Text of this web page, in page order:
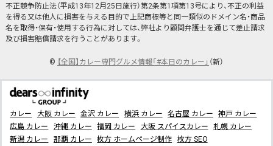
不正競争防止法（平成13年12月25日施行）第2条第1項第13号により、不正の利益
を得る又は他人に損害を与える目的で上記商標等と同一類似のドメイン名・商品
名を取得・保有・使用する行為に対しては、弊社より顧問弁護士を通じて差止請求
及び損害賠償請求を行うことがあります。
© 【全国】カレー専門グルメ情報「#本日のカレー」 （新）
カレー 大阪 カレー 金沢 カレー 横浜 カレー 名古屋 カレー
神戸 カレー
広島 カレー
沖縄 カレー 福岡 カレー 大阪 スパイスカレー
札幌 カレー
新潟 カレー
那覇 カレー 枚方 ホームページ制作 枚方 SEO